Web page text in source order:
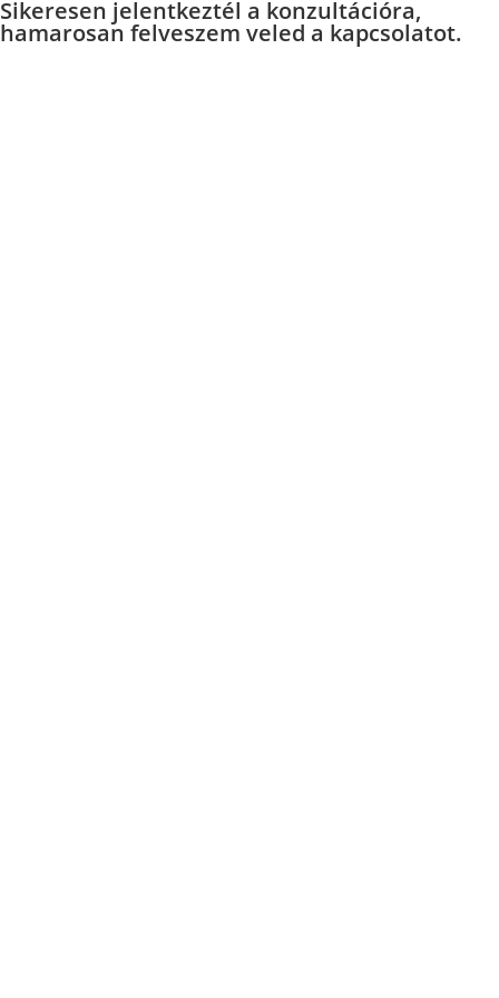
Sikeresen jelentkeztél a konzultációra,
hamarosan felveszem veled a kapcsolatot.